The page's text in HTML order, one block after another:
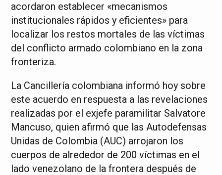
acordaron establecer «mecanismos
institucionales rápidos y eficientes» para
localizar los restos mortales de las víctimas
del conflicto armado colombiano en la zona
fronteriza.
La Cancillería colombiana informó hoy sobre
este acuerdo en respuesta a las revelaciones
realizadas por el exjefe paramilitar Salvatore
Mancuso, quien afirmó que las Autodefensas
Unidas de Colombia (AUC) arrojaron los
cuerpos de alrededor de 200 víctimas en el
lado venezolano de la frontera después de